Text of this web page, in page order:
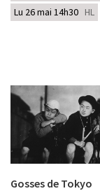
Lu 26 mai 14h30 HL
Gosses de Tokyo